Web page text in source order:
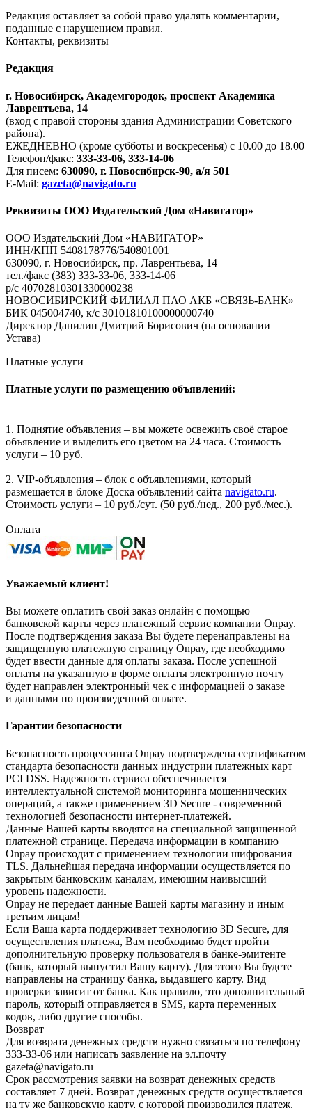
Редакция оставляет за собой право удалять комментарии,
поданные с нарушением правил.
Контакты, реквизиты
Редакция
г. Новосибирск, Академгородок, проспект Академика
Лаврентьева, 14
(вход с правой стороны здания Администрации Советского
района).
ЕЖЕДНЕВНО (кроме субботы и воскресенья) с 10.00 до 18.00
Телефон/факс: 333-33-06, 333-14-06
Для писем: 630090, г. Новосибирск-90, а/я 501
E-Mail: gazeta@navigato.ru
Реквизиты ООО Издательский Дом «Навигатор»
ООО Издательский Дом «НАВИГАТОР»
ИНН/КПП 5408178776/540801001
630090, г. Новосибирск, пр. Лаврентьева, 14
тел./факс (383) 333-33-06, 333-14-06
р/с 40702810301330000238
НОВОСИБИРСКИЙ ФИЛИАЛ ПАО АКБ «СВЯЗЬ-БАНК»
БИК 045004740, к/с 30101810100000000740
Директор Данилин Дмитрий Борисович (на основании
Устава)
Платные услуги
Платные услуги по размещению объявлений:
1. Поднятие объявления – вы можете освежить своё старое
объявление и выделить его цветом на 24 часа. Стоимость
услуги – 10 руб.
2. VIP-объявления – блок с объявлениями, который
размещается в блоке Доска объявлений сайта navigato.ru.
Стоимость услуги – 10 руб./сут. (50 руб./нед., 200 руб./мес.).
Оплата
Уважаемый клиент!
Вы можете оплатить свой заказ онлайн с помощью
банковской карты через платежный сервис компании Onpay.
После подтверждения заказа Вы будете перенаправлены на
защищенную платежную страницу Onpay, где необходимо
будет ввести данные для оплаты заказа. После успешной
оплаты на указанную в форме оплаты электронную почту
будет направлен электронный чек с информацией о заказе
и данными по произведенной оплате.
Гарантии безопасности
Безопасность процессинга Onpay подтверждена сертификатом
стандарта безопасности данных индустрии платежных карт
PCI DSS. Надежность сервиса обеспечивается
интеллектуальной системой мониторинга мошеннических
операций, а также применением 3D Secure - современной
технологией безопасности интернет-платежей.
Данные Вашей карты вводятся на специальной защищенной
платежной странице. Передача информации в компанию
Onpay происходит с применением технологии шифрования
TLS. Дальнейшая передача информации осуществляется по
закрытым банковским каналам, имеющим наивысший
уровень надежности.
Onpay не передает данные Вашей карты магазину и иным
третьим лицам!
Если Ваша карта поддерживает технологию 3D Secure, для
осуществления платежа, Вам необходимо будет пройти
дополнительную проверку пользователя в банке-эмитенте
(банк, который выпустил Вашу карту). Для этого Вы будете
направлены на страницу банка, выдавшего карту. Вид
проверки зависит от банка. Как правило, это дополнительный
пароль, который отправляется в SMS, карта переменных
кодов, либо другие способы.
Возврат
Для возврата денежных средств нужно связаться по телефону
333-33-06 или написать заявление на эл.почту
gazeta@navigato.ru
Срок рассмотрения заявки на возврат денежных средств
составляет 7 дней. Возврат денежных средств осуществляется
на ту же банковскую карту, с которой производился платеж.